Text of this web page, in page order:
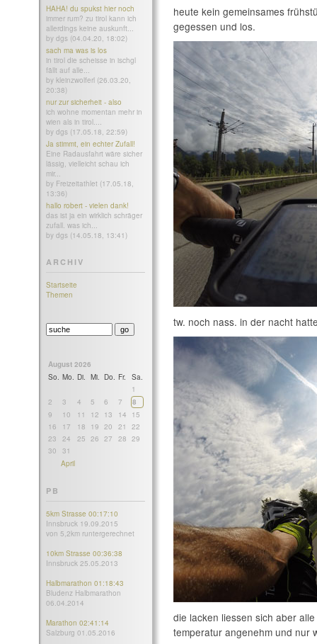
HAHA! du spukst hier noch
immer rum? zu tirol kann ich
allerdings keine auskunft...
by dgs (04.04.20, 18:02)
sach ma was is los
in tirol die scheisse in ischgl
fällt auf alle...
by kleinzwolferl (26.03.20,
20:38)
nur zur sicherheit - also
ich wohne momentan mehr in
wien als in tirol....
by dgs (17.05.18, 22:59)
Ja stimmt, ein echter Zufall!
Eine Radausfahrt wäre sicher
lässig, vielleicht schau ich
mir...
by Freizeitathlet (17.05.18,
13:36)
hallo robert - vielen dank!
das ist ja ein wirklich schräger
zufall. was ich...
by dgs (14.05.18, 13:41)
ARCHIV
Startseite
Themen
August 2026
So. Mo. Di. Mi. Do. Fr.
Sa.
1
2
3 4 5 6 7
8
9
10 11 12 13 14
15
16
17 18 19 20 21
22
23
24 25 26 27 28 29
30
31
April
PB
5km Strasse 00:17:10
Innsbruck 19.09.2015
von 5,2km runtergerechnet
10km Strasse 00:36:38
Innsbruck 25.05.2013
Halbmarathon 01:18:43
Bludenz Halbmarathon
06.04.2014
Marathon 02:41:14
Salzburg 01.05.2016
heute kein gemeinsames
gegessen und los.
tw. noch nass. in der nacht
die lacken liessen sich aber
temperatur angenehm und nur